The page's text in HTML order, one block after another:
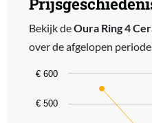
Bekijk deOura Ring 4
over de afgelopen
Chart
Line chart with 3 data points.
The chart has 1 X axis
€ 500
€ 600